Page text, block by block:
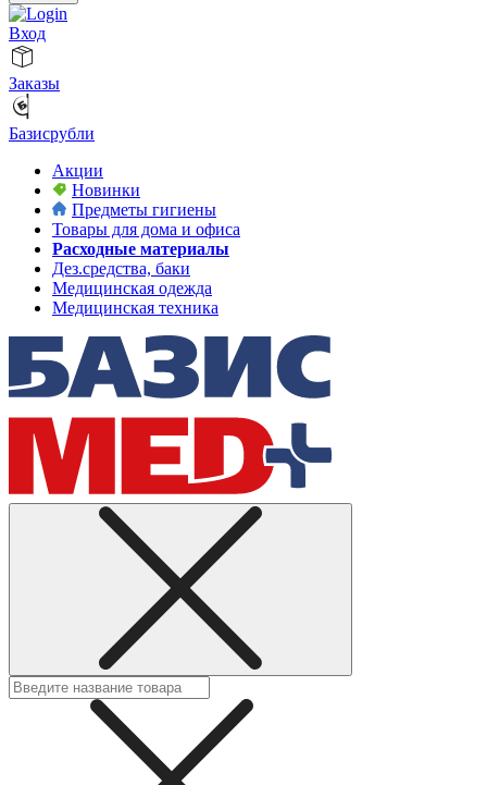
Вход
Заказы
Базисрубли
Акции
Новинки
Предметы гигиены
Товары для дома и офиса
Расходные материалы
Дез.средства, баки
Медицинская одежда
Медицинская техника